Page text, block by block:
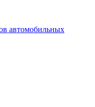
автомобильных